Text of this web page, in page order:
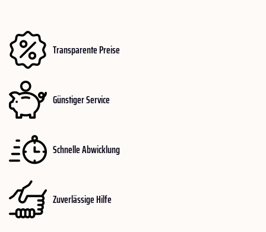
Transparente Preise
Günstiger Service
Schnelle Abwicklung
Zuverlässige Hilfe